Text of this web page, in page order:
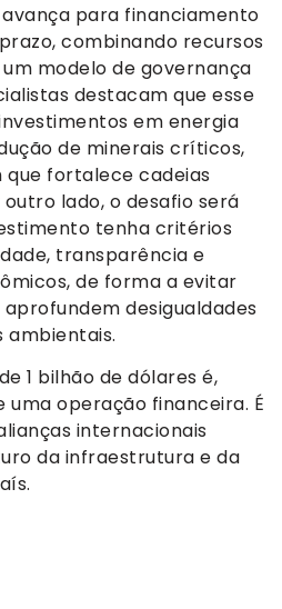
para financiamento
combinando recursos
modelo de governança
destacam que esse
em energia
de minerais críticos,
fortalece cadeias
lado, o desafio será
tenha critérios
transparência e
de forma a evitar
desigualdades
ambientais.
1 bilhão de dólares é,
uma operação financeira. É
internacionais
da infraestrutura e da